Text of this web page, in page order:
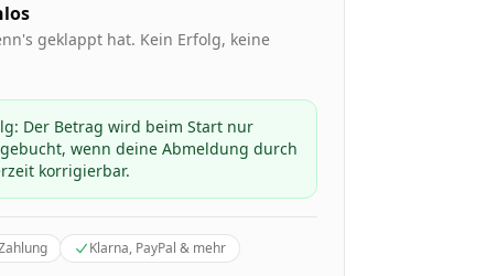
geklappt hat. Kein Erfolg, keine
Der Betrag wird beim Start nur
wenn deine Abmeldung durch
korrigierbar.
Klarna, PayPal & mehr